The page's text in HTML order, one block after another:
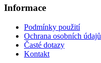
Informace
Podmínky použití
Ochrana osobních údajů
Časté dotazy
Kontakt